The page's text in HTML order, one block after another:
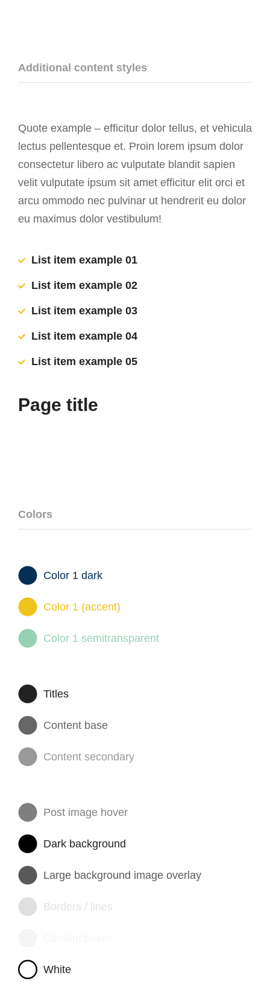
Additional content styles
Quote example – efficitur dolor tellus, et vehicula
lectus pellentesque et. Proin lorem ipsum dolor
consectetur libero ac vulputate blandit sapien
velit vulputate ipsum sit amet efficitur elit orci et
arcu ommodo nec pulvinar ut hendrerit eu dolor
eu maximus dolor vestibulum!
List item example 01
List item example 02
List item example 03
List item example 04
List item example 05
Page title
Colors
Color 1 dark
Color 1 (accent)
Color 1 semitransparent
Titles
Content base
Content secondary
Post image hover
Dark background
Large background image overlay
Borders / lines
White